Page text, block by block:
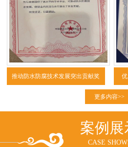
推动防水防腐技术发展突出贡献奖
更多内容>>
案例展
CASE